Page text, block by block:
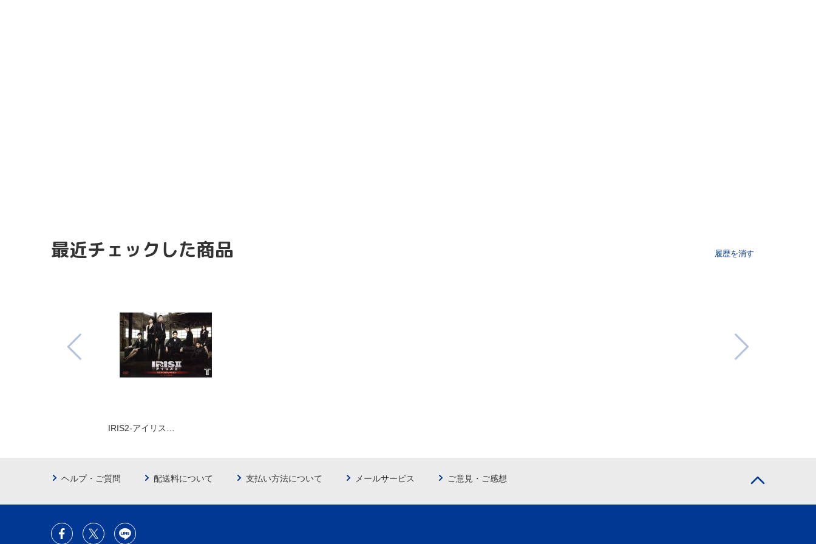
最近チェックした商品 履歴を消す
IRIS2-アイリス…
ヘルプ・ご質問 配送料について 支払い方法について メールサービス ご意見・ご感想